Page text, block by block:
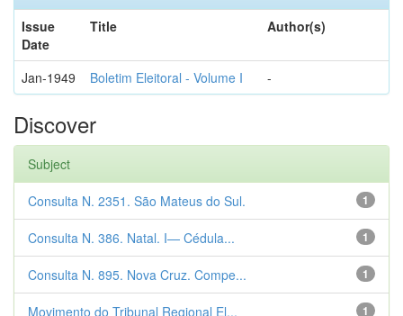
Issue
Date
Title Author(s)
Jan-1949 Boletim Eleitoral - Volume I -
Discover
Subject
1
Consulta N. 2351. São Mateus do Sul.
1
Consulta N. 386. Natal. I— Cédula...
1
Consulta N. 895. Nova Cruz. Compe...
1
Movimento do Tribunal Regional El...